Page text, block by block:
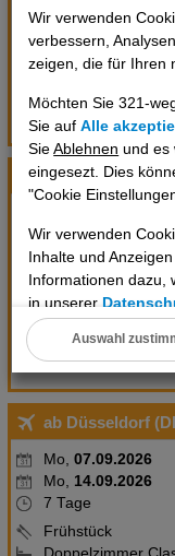
Wir verwenden
verbessern,
zeigen, die für Ihren
Möchten Sie 321-
Sie aufAlle
SieAblehnen und es
eingesezt. Dies
"Cookie
Wir verwenden
Inhalte und
Informationen dazu,
in unserer
Datenschutz- und
Cookie
Technische Cookies
Analyse
Social Media Cookies
Advertising
Auswahl
7 Tage
Frühstück
Doppelzimmer
ab Stuttgart (DE)
Do,10.09.2026
7 Tage
Frühstück
Doppelzimmer
inkl. Rail u. Fly
Flüge anzeigen
ab Düsseldorf
Mo, 07.09.2026
Mo, 14.09.2026
7 Tage
Frühstück